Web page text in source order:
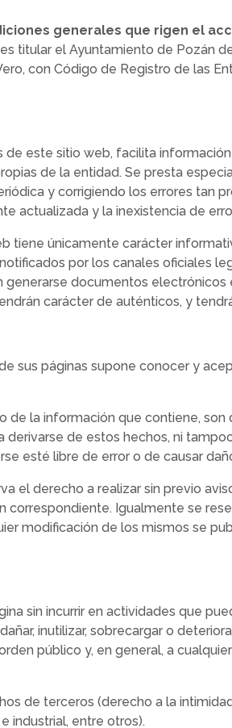
generales que rigen el
titular el Ayuntamiento de Pozán
con Código de Registro de las
este sitio web, facilita
de la entidad. Se presta
y corrigiendo los errores tan
actualizada y la inexistencia de
tiene únicamente carácter
por los canales oficiales
generarse documentos
carácter de auténticos, y
sus páginas supone conocer y
de la información que contiene,
derivarse de estos hechos, ni
esté libre de error o de causar
el derecho a realizar sin previo
correspondiente. Igualmente se
modificación de los mismos se
sin incurrir en actividades que
inutilizar, sobrecargar o
público y, en general, a
de terceros (derecho a la
industrial, entre otros).